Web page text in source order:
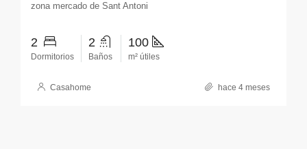
zona mercado de Sant Antoni
2
Dormitorios
2
Baños
100
m² útiles
Casahome hace 4 meses